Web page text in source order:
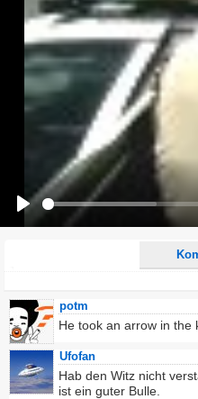
Play
Name:
E-Mail-Adresse (optional):
Kommentar:
Alle HTML-Tags außer <br>, <strike> und
URLs werden automatisch umgewandelt.
Ich möchte eine E-Mail, wenn zu
Ich möchte eine E-Mail, wenn auf
potm
He took an arrow in the
Ufofan
Hab den Witz nicht
ist ein guter Bulle.